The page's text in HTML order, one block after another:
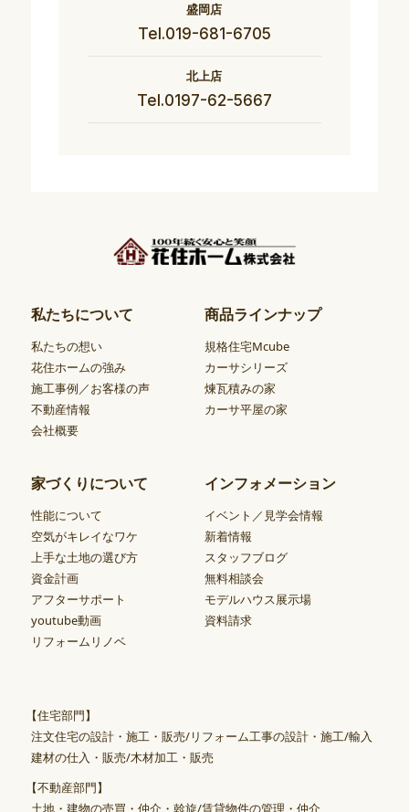
盛岡店
Tel.019-681-6705
北上店
Tel.0197-62-5667
私たちについて
私たちの想い
花住ホームの強み
施工事例／お客様の声
不動産情報
会社概要
商品ラインナップ
規格住宅Mcube
カーサシリーズ
煉瓦積みの家
カーサ平屋の家
家づくりについて
性能について
空気がキレイなワケ
上手な土地の選び方
資金計画
アフターサポート
youtube動画
リフォームリノベ
インフォメーション
イベント／見学会情報
新着情報
スタッフブログ
無料相談会
モデルハウス展示場
資料請求
【住宅部門】
注文住宅の設計・施工・販売/リフォーム工事の設計・施工/輸入
建材の仕入・販売/木材加工・販売
【不動産部門】